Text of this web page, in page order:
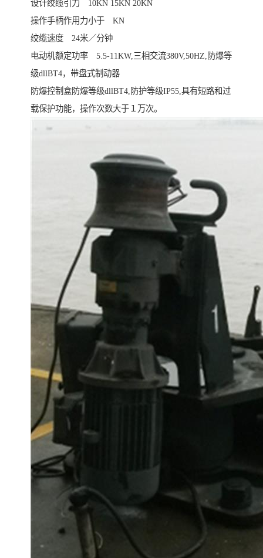
设计绞缆引力 10KN 15KN 20KN
操作手柄作用力小于 KN
绞缆速度 24米／分钟
电动机额定功率 5.5-11KW,三相交流380V,50HZ,防爆等
级dllBT4，带盘式制动器
防爆控制盒防爆等级dllBT4,防护等级IP55,具有短路和过
载保护功能，操作次数大于１万次。